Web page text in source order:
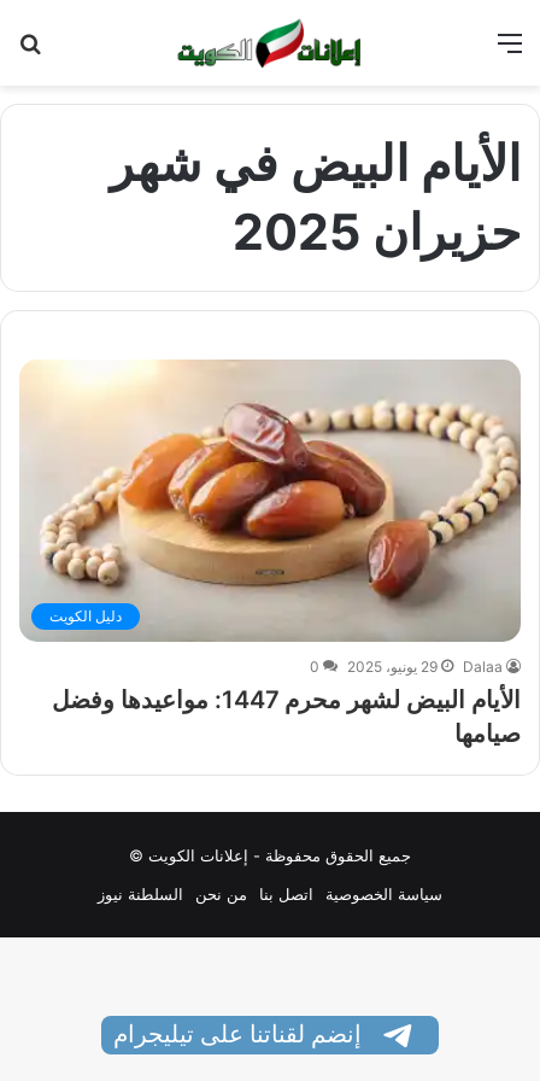
الأيام البيض في شهر
حزيران 2025
دليل الكويت
Dalaa 29 يونيو، 2025 0
الأيام البيض لشهر محرم 1447: مواعيدها وفضل
صيامها
جميع الحقوق محفوظة - إعلانات الكويت ©
سياسة الخصوصية
اتصل بنا من نحن السلطنة نيوز
إنضم لقناتنا على تيليجرام